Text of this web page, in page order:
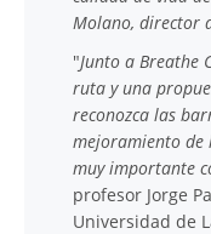
Molano, director
"Junto a Breathe
ruta y una
reconozca las
mejoramiento de
muy importante
profesor Jorge
Universidad de